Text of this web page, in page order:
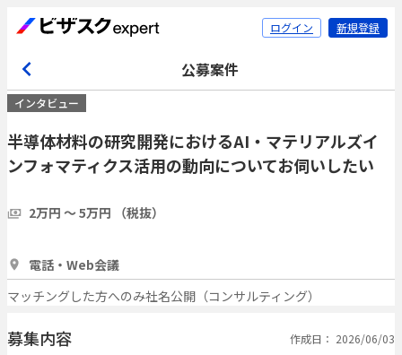
ログイン 新規登録
公募案件
インタビュー
半導体材料の研究開発におけるAI・マテリアルズイ
ンフォマティクス活用の動向についてお伺いしたい
2万円 〜 5万円 （税抜）
電話・Web会議
マッチングした方へのみ社名公開（コンサルティング）
募集内容 作成日： 2026/06/03